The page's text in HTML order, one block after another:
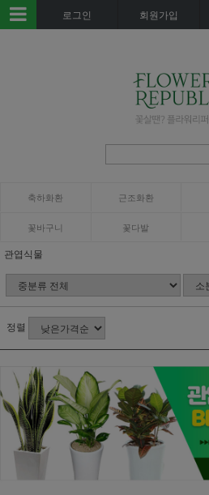
로그인 회원가입
축하화환 근조화환
꽃바구니 꽃다발
관엽식물
정렬